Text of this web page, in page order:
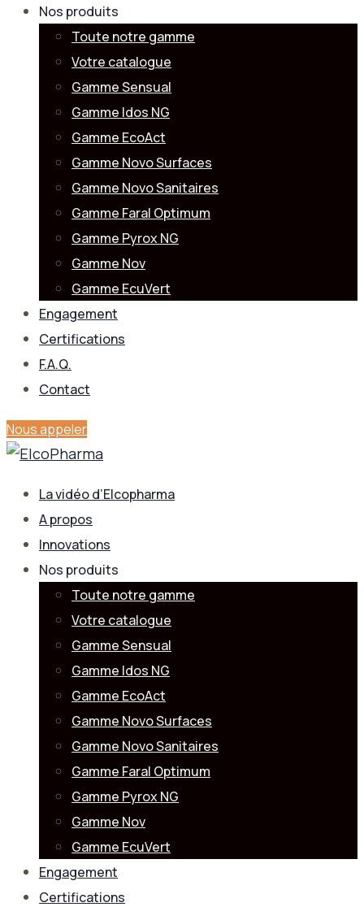
Nos produits
Toute notre gamme
Votre catalogue
Gamme Sensual
Gamme Idos NG
Gamme EcoAct
Gamme Novo Surfaces
Gamme Novo Sanitaires
Gamme Faral Optimum
Gamme Pyrox NG
Gamme Nov
Gamme EcuVert
Engagement
Certifications
F.A.Q.
Contact
Nous appeler
La vidéo d’Elcopharma
A propos
Innovations
Nos produits
Toute notre gamme
Votre catalogue
Gamme Sensual
Gamme Idos NG
Gamme EcoAct
Gamme Novo Surfaces
Gamme Novo Sanitaires
Gamme Faral Optimum
Gamme Pyrox NG
Gamme Nov
Gamme EcuVert
Engagement
Certifications